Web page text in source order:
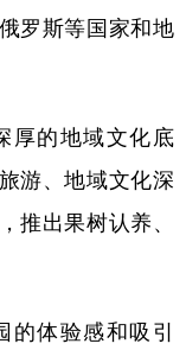
罗斯等国家和地
的地域文化底
游、地域文化深
推出果树认养、
体验感和吸引